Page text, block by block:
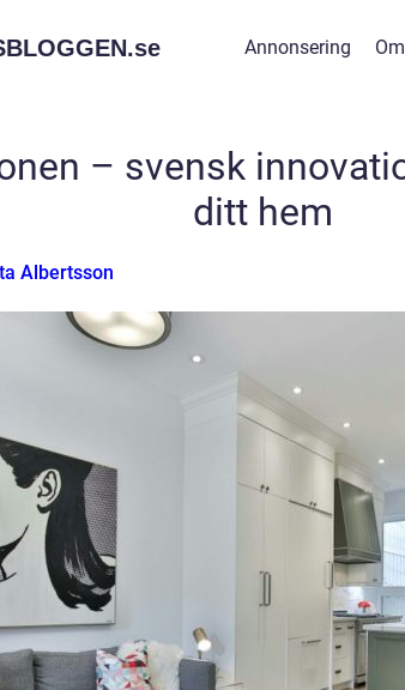
se Annonsering
– svensk
ditt hem
Albertsson